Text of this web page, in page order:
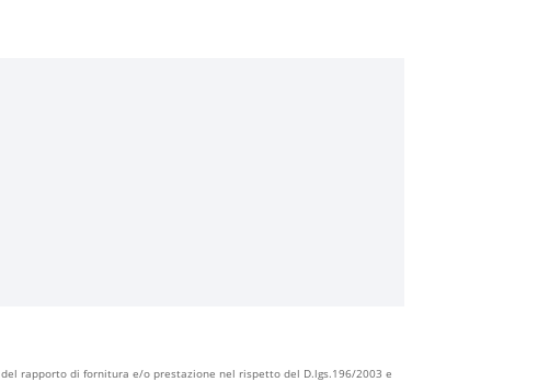
rapporto di fornitura e/o prestazione nel rispetto del D.lgs.196/2003 e